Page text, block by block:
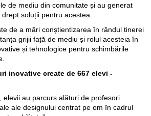
de mediu din comunitate și au generat
drept soluții pentru acestea.
de a mări conștientizarea în rândul tinerei
grijii față de mediu și rolul acesteia în
și tehnologice pentru schimbările
inovative create de 667 elevi -
elevii au parcurs alături de profesori
ale designului centrat pe om în cadrul